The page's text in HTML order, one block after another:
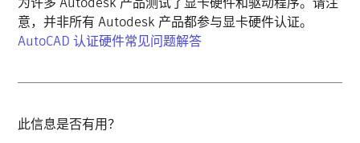
意，并非所有 Autodesk 产品都参与显卡硬件认证。
AutoCAD 认证硬件常见问题解答
此信息是否有用？